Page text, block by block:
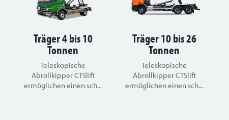
Träger 4 bis 10
Tonnen
Teleskopische
Abrollkipper CTSlift
ermöglichen einen sch...
Träger 10 bis 26
Tonnen
Teleskopische
Abrollkipper CTSlift
ermöglichen einen sch...